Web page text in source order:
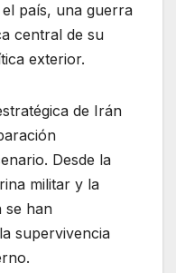
país, una guerra
central de su
exterior.
de Irán
Desde la
militar y la
se han
supervivencia